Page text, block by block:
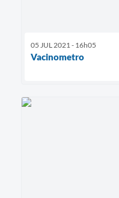
05 JUL 2021 - 16h05
Vacinometro